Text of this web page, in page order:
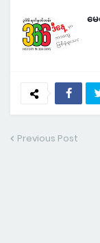
မ
Previous Post